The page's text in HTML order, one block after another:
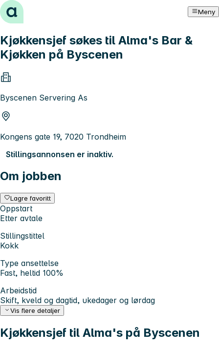
Hopp til innhold Meny
Kjøkkensjef søkes til Alma's Bar &
Kjøkken på Byscenen
Byscenen Servering As
Kongens gate 19, 7020 Trondheim
Stillingsannonsen er inaktiv.
Om jobben
Lagre favoritt
Oppstart
Etter avtale
Stillingstittel
Kokk
Type ansettelse
Fast, heltid 100%
Arbeidstid
Skift, kveld og dagtid, ukedager og lørdag
Vis flere detaljer
Kjøkkensjef til Alma's på Byscenen